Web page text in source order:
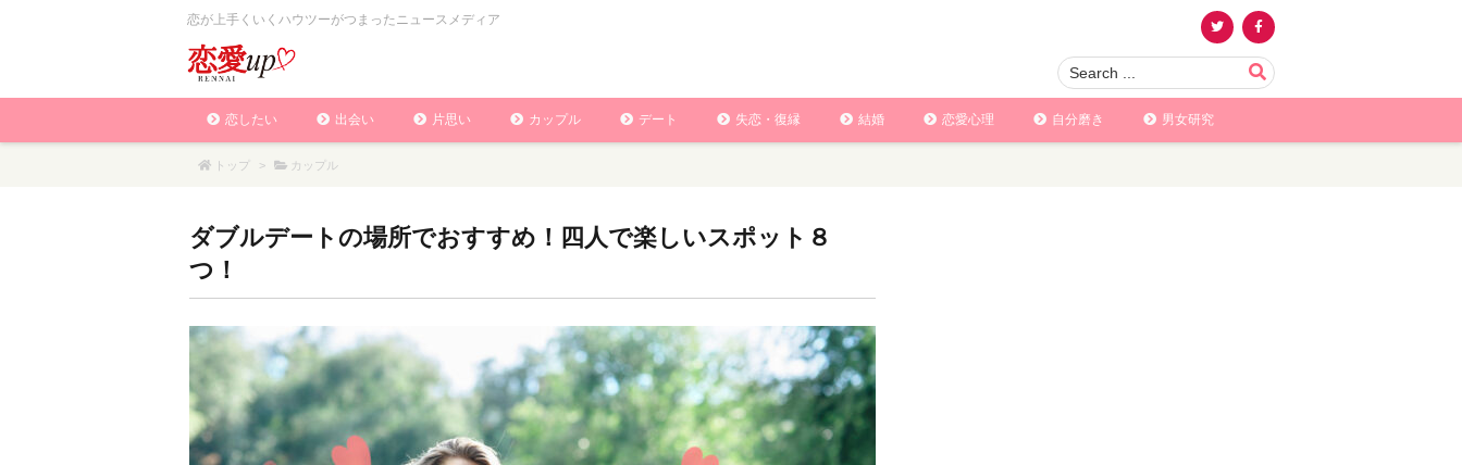
恋が上手くいくハウツーがつまったニュースメディア
恋したい 出会い 片思い カップル デート 失恋・復縁 結婚 恋愛心理 自分磨き 男女研究
トップ > カップル
ダブルデートの場所でおすすめ！四人で楽しいスポット８
つ！